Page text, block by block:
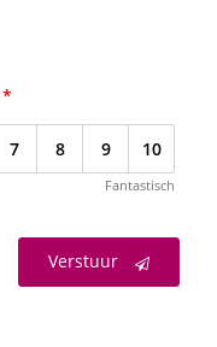
*
7 8 9 10
Fantastisch
Verstuur